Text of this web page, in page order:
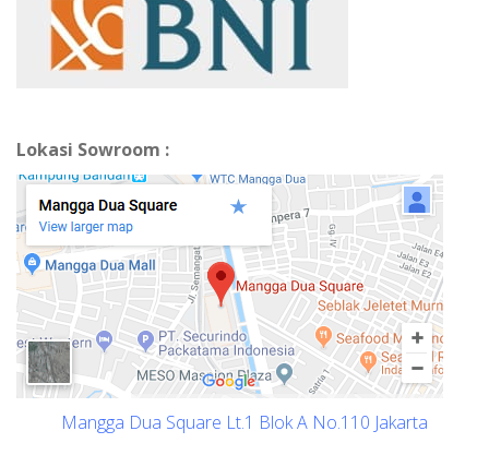
Lokasi Sowroom :
Mangga Dua Square Lt.1 Blok A No.110 Jakarta